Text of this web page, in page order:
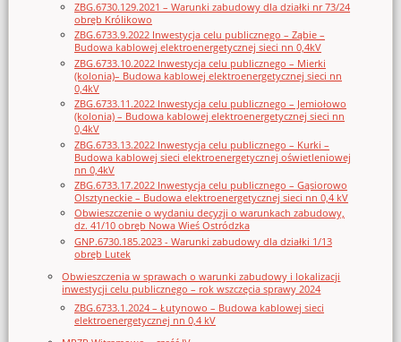
ZBG.6730.129.2021 – Warunki zabudowy dla działki nr 73/24
obręb Królikowo
ZBG.6733.9.2022 Inwestycja celu publicznego – Ząbie –
Budowa kablowej elektroenergetycznej sieci nn 0,4kV
ZBG.6733.10.2022 Inwestycja celu publicznego – Mierki
(kolonia)– Budowa kablowej elektroenergetycznej sieci nn
0,4kV
ZBG.6733.11.2022 Inwestycja celu publicznego – Jemiołowo
(kolonia) – Budowa kablowej elektroenergetycznej sieci nn
0,4kV
ZBG.6733.13.2022 Inwestycja celu publicznego – Kurki –
Budowa kablowej sieci elektroenergetycznej oświetleniowej
nn 0,4kV
ZBG.6733.17.2022 Inwestycja celu publicznego – Gąsiorowo
Olsztyneckie – Budowa elektroenergetycznej sieci nn 0,4 kV
Obwieszczenie o wydaniu decyzji o warunkach zabudowy,
dz. 41/10 obręb Nowa Wieś Ostródzka
GNP.6730.185.2023 - Warunki zabudowy dla działki 1/13
obręb Lutek
Obwieszczenia w sprawach o warunki zabudowy i lokalizacji
inwestycji celu publicznego – rok wszczęcia sprawy 2024
ZBG.6733.1.2024 – Łutynowo – Budowa kablowej sieci
elektroenergetycznej nn 0,4 kV